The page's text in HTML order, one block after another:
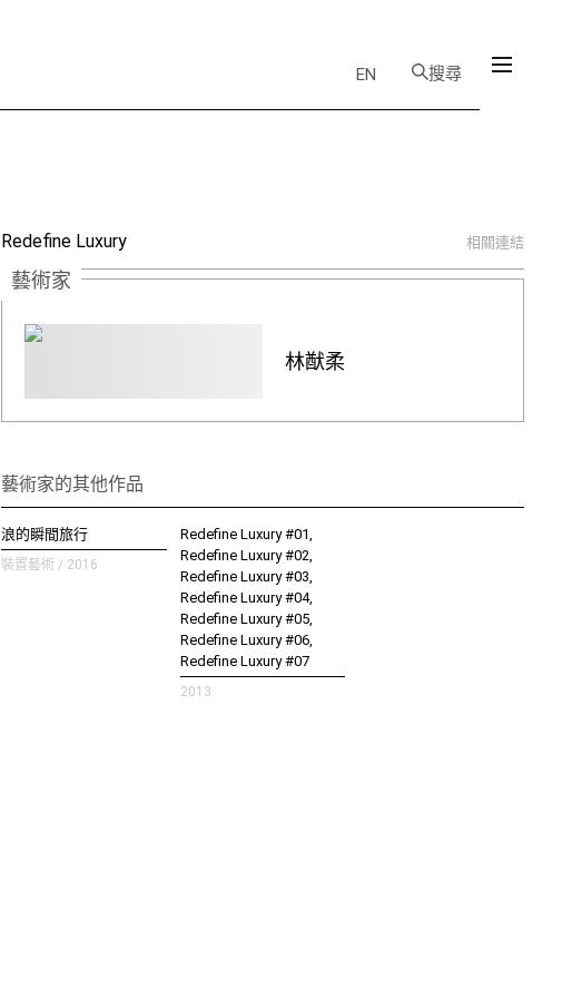
EN 搜尋
Redefine Luxury 相關連結
藝術家
林猷柔
藝術家的其他作品
浪的瞬間旅行
裝置藝術 / 2016
Redefine Luxury #01,
Redefine Luxury #02,
Redefine Luxury #03,
Redefine Luxury #04,
Redefine Luxury #05,
Redefine Luxury #06,
Redefine Luxury #07
2013